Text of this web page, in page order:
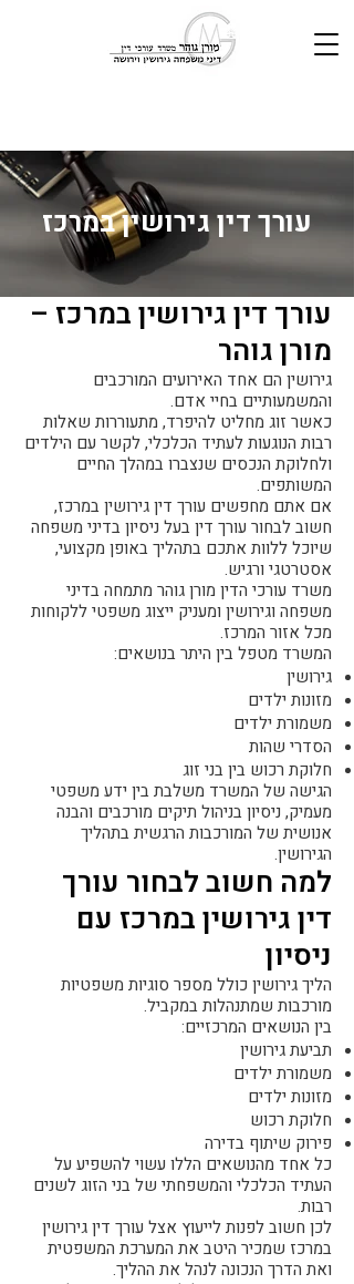
עורך דין גירושין במרכז
עורך דין גירושין במרכז –
מורן גוהר
גירושין הם אחד האירועים המורכבים
והמשמעותיים בחיי אדם.
כאשר זוג מחליט להיפרד, מתעוררות שאלות
רבות הנוגעות לעתיד הכלכלי, לקשר עם הילדים
ולחלוקת הנכסים שנצברו במהלך החיים
המשותפים.
אם אתם מחפשים עורך דין גירושין במרכז,
חשוב לבחור עורך דין בעל ניסיון בדיני משפחה
שיוכל ללוות אתכם בתהליך באופן מקצועי,
אסטרטגי ורגיש.
משרד עורכי הדין מורן גוהר מתמחה בדיני
משפחה וגירושין ומעניק ייצוג משפטי ללקוחות
מכל אזור המרכז.
המשרד מטפל בין היתר בנושאים:
גירושין
מזונות ילדים
משמורת ילדים
הסדרי שהות
חלוקת רכוש בין בני זוג
הגישה של המשרד משלבת בין ידע משפטי
מעמיק, ניסיון בניהול תיקים מורכבים והבנה
אנושית של המורכבות הרגשית בתהליך
הגירושין.
למה חשוב לבחור עורך
דין גירושין במרכז עם
ניסיון
הליך גירושין כולל מספר סוגיות משפטיות
מורכבות שמתנהלות במקביל.
בין הנושאים המרכזיים:
תביעת גירושין
משמורת ילדים
מזונות ילדים
חלוקת רכוש
פירוק שיתוף בדירה
כל אחד מהנושאים הללו עשוי להשפיע על
העתיד הכלכלי והמשפחתי של בני הזוג לשנים
רבות.
לכן חשוב לפנות לייעוץ אצל עורך דין גירושין
במרכז שמכיר היטב את המערכת המשפטית
ואת הדרך הנכונה לנהל את ההליך.